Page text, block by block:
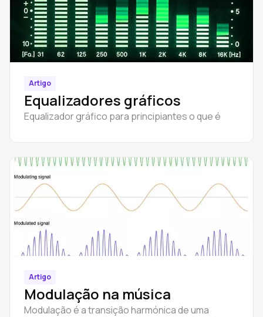
Artigo
Equalizadores gráficos
Equalizador gráfico para principiantes o que é
Artigo
Modulação na música
Modulação é a transição harmónica de uma